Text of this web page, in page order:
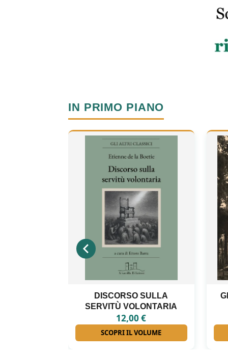
IN PRIMO PIANO
GLI INTERNATI LIBERI DI
FORINO
18,00€
SCOPRI IL VOLUME